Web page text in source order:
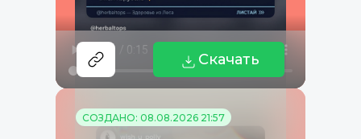
Скачать
СОЗДАНО: 08.08.2026 21:57